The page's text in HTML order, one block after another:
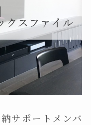
サポートメンバ